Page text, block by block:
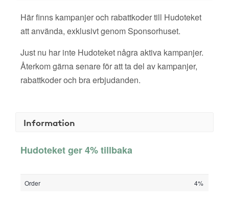
Här finns kampanjer och rabattkoder till Hudoteket
att använda, exklusivt genom Sponsorhuset.
Just nu har inte Hudoteket några aktiva kampanjer.
Återkom gärna senare för att ta del av kampanjer,
rabattkoder och bra erbjudanden.
Information
Hudoteket ger 4% tillbaka
Order 4%